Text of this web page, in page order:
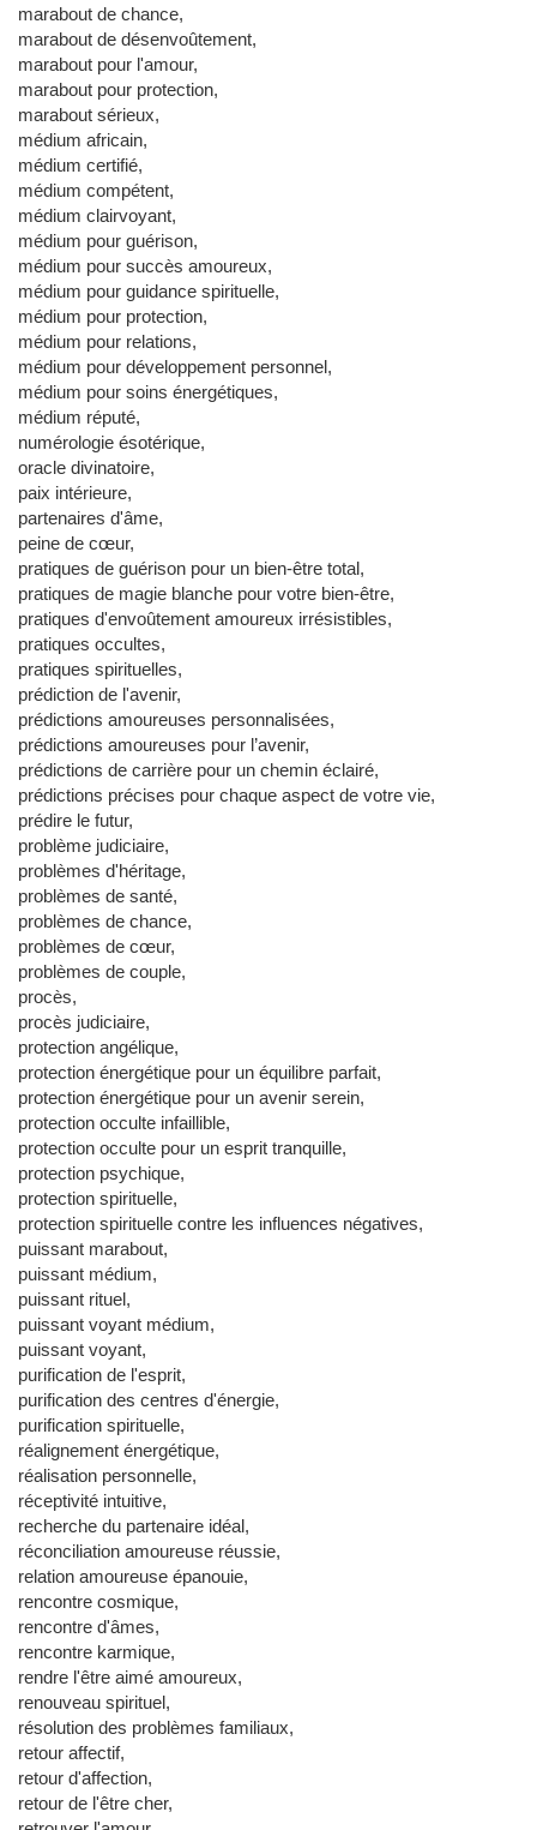
marabout de chance,
marabout de désenvoûtement,
marabout pour l'amour,
marabout pour protection,
marabout sérieux,
médium africain,
médium certifié,
médium compétent,
médium clairvoyant,
médium pour guérison,
médium pour succès amoureux,
médium pour guidance spirituelle,
médium pour protection,
médium pour relations,
médium pour développement personnel,
médium pour soins énergétiques,
médium réputé,
numérologie ésotérique,
oracle divinatoire,
paix intérieure,
partenaires d'âme,
peine de cœur,
pratiques de guérison pour un bien-être total,
pratiques de magie blanche pour votre bien-être,
pratiques d'envoûtement amoureux irrésistibles,
pratiques occultes,
pratiques spirituelles,
prédiction de l'avenir,
prédictions amoureuses personnalisées,
prédictions amoureuses pour l’avenir,
prédictions de carrière pour un chemin éclairé,
prédictions précises pour chaque aspect de votre vie,
prédire le futur,
problème judiciaire,
problèmes d'héritage,
problèmes de santé,
problèmes de chance,
problèmes de cœur,
problèmes de couple,
procès,
procès judiciaire,
protection angélique,
protection énergétique pour un équilibre parfait,
protection énergétique pour un avenir serein,
protection occulte infaillible,
protection occulte pour un esprit tranquille,
protection psychique,
protection spirituelle,
protection spirituelle contre les influences négatives,
puissant marabout,
puissant médium,
puissant rituel,
puissant voyant médium,
puissant voyant,
purification de l'esprit,
purification des centres d'énergie,
purification spirituelle,
réalignement énergétique,
réalisation personnelle,
réceptivité intuitive,
recherche du partenaire idéal,
réconciliation amoureuse réussie,
relation amoureuse épanouie,
rencontre cosmique,
rencontre d'âmes,
rencontre karmique,
rendre l'être aimé amoureux,
renouveau spirituel,
résolution des problèmes familiaux,
retour affectif,
retour d'affection,
retour de l'être cher,